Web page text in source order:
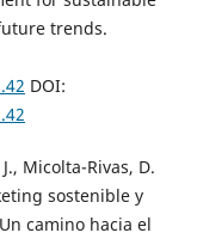
trends.
DOI:
Micolta-Rivas, D.
sostenible y
camino hacia el